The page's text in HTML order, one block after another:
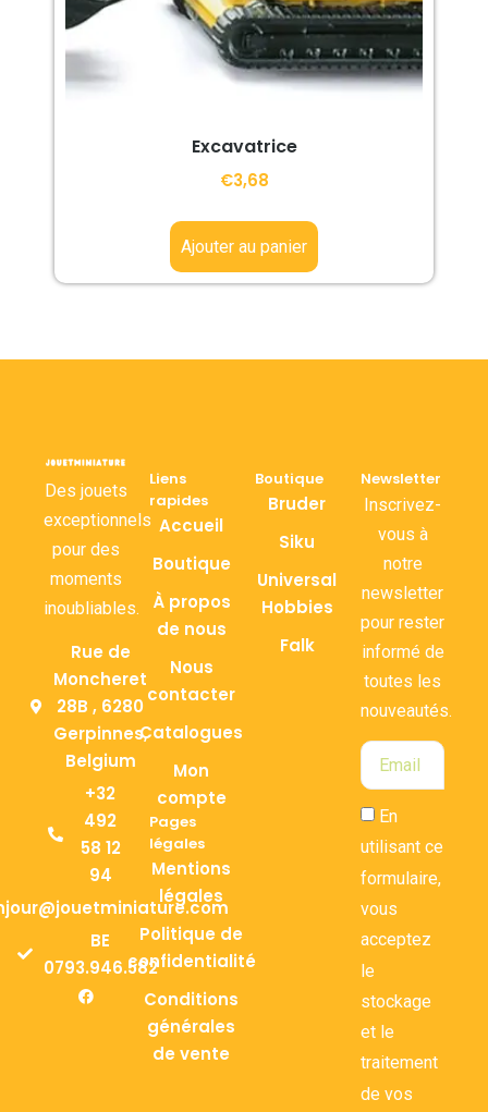
Excavatrice
€3,68
Ajouter au panier
Des jouets
exceptionnels
pour des
moments
inoubliables.
Rue de
Moncheret
28B , 6280
Gerpinnes,
Belgium
+32
492
58 12
94
BE
0793.946.582
Liens
rapides
Accueil
Boutique
À propos
de nous
Nous
contacter
Catalogues
Mon
compte
Pages
légales
Mentions
légales
Politique de
confidentialité
Conditions
générales
de vente
Boutique
Bruder
Siku
Universal
Hobbies
Falk
Newsletter
Inscrivez-
vous à
notre
newsletter
pour rester
informé de
toutes les
nouveautés.
En
utilisant ce
formulaire,
vous
acceptez
le
stockage
et le
traitement
de vos